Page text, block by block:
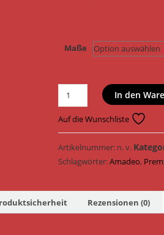
Maße
Amadeo
Katzenfutter
High
Premium
Trockennahrung
Grain
Cat
mit
extra
In den
Auf die Wunschliste
Artikelnummer: n. v.
Schlagwörter:Amadeo,
Rezensionen (0)